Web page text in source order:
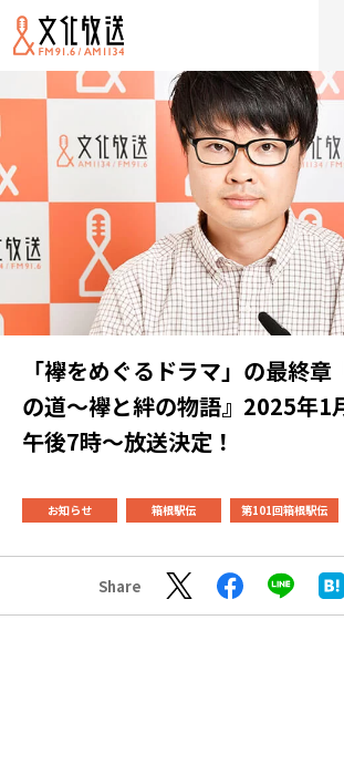
「襷をめぐるドラマ」の最終
の道～襷と絆の物語』2025年1
午後7時～放送決定！
お知らせ 箱根駅伝 第101回箱根駅伝
Share